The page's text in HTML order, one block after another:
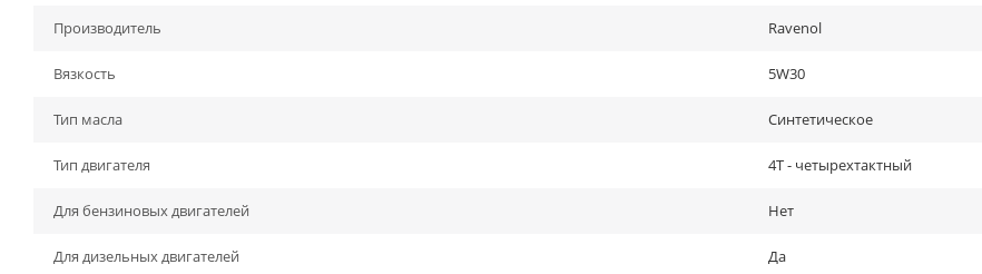
Производитель Ravenol
Вязкость 5W30
Тип масла Синтетическое
Тип двигателя 4Т - четырехтактный
Для бензиновых двигателей Нет
Для дизельных двигателей Да